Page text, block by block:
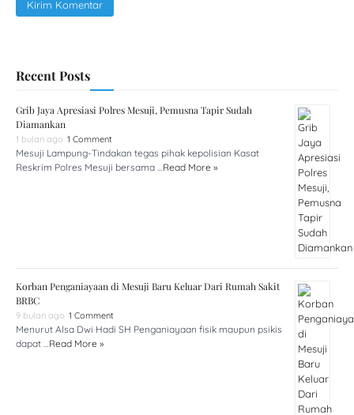
Recent Posts
Grib Jaya Apresiasi Polres Mesuji, Pemusna Tapir Sudah
Diamankan
1 bulan ago 1 Comment
Mesuji Lampung-Tindakan tegas pihak kepolisian Kasat
Reskrim Polres Mesuji bersama … Read More »
Korban Penganiayaan di Mesuji Baru Keluar Dari Rumah Sakit
BRBC
9 bulan ago 1 Comment
Menurut Alsa Dwi Hadi SH Penganiayaan fisik maupun psikis
dapat … Read More »